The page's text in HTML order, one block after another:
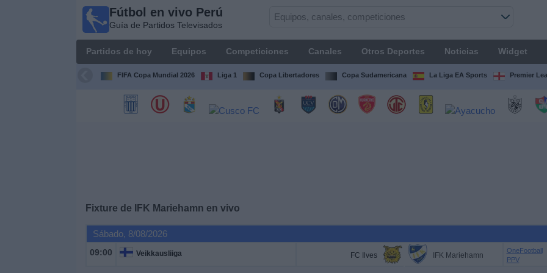
Fútbol en vivo Perú
Guía de Partidos Televisados
Partidos de hoy Equipos Competiciones Canales Otros Deportes Noticias Widget
FIFA Copa Mundial 2026 Liga 1 Copa Libertadores Copa Sudamericana La Liga EA Sports Premier
Fixture de IFK Mariehamn en vivo
Sábado, 8/08/2026
09:00 Veikkausliiga FC Ilves IFK Mariehamn
OneFootball
PPV